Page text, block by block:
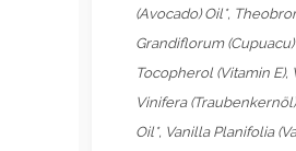
(Avocado) Oil*,
Grandiflorum
Tocopherol (Vitamin E),
Vinifera
Oil*, Vanilla Planifolia